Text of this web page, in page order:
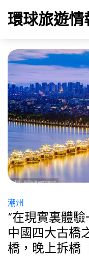
環球旅遊情
潮州
“在現實裏體
中國四大古橋
橋，晚上拆橋